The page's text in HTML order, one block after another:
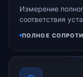
Измерение
соответствия
ПОЛНОЕ